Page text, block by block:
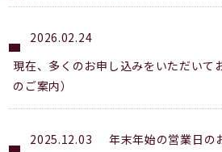
2026.02.24
現在、多くのお申し込みをいただいて
のご案内）
2025.12.03 年末年始の営業日の